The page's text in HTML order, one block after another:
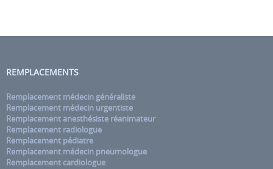
REMPLACEMENTS
Remplacement médecin généraliste
Remplacement médecin urgentiste
Remplacement anesthésiste réanimateur
Remplacement radiologue
Remplacement pédiatre
Remplacement médecin pneumologue
Remplacement cardiologue